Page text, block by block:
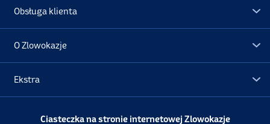
Obsługa klienta
O Zlowokazje
Ekstra
Promocje
Ciasteczka na stronie internetowej Zlowokazje